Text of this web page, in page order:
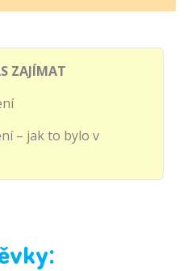
ZAJÍMAT
– jak to bylo v